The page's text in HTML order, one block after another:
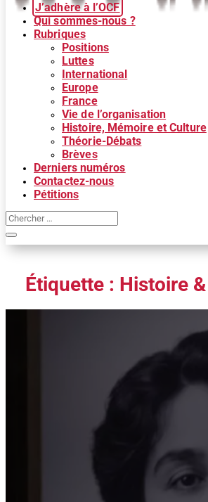
J’adhère à l’OCF
Qui sommes-nous ?
Rubriques
Positions
Luttes
International
Europe
France
Vie de l’organisation
Histoire, Mémoire et Culture
Théorie-Débats
Brèves
Derniers numéros
Contactez-nous
Pétitions
Étiquette : Histoire